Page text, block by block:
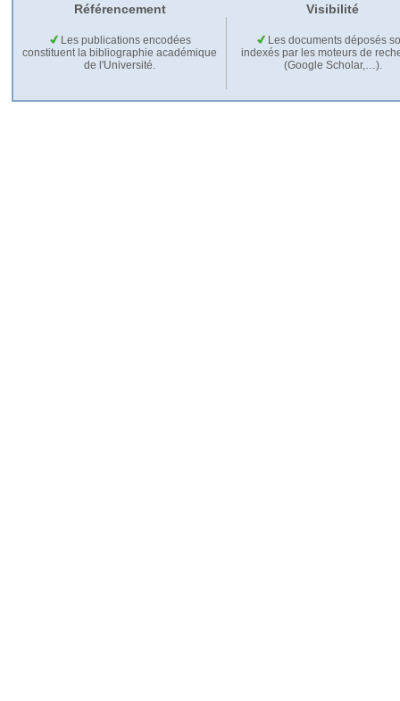
Référencement Visibilité
Les publications encodées
constituent la bibliographie académique
de l'Université.
Les documents déposés
indexés par les moteurs de
(Google Scholar,…).